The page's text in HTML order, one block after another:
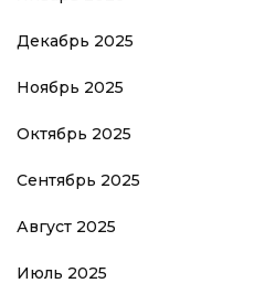
Декабрь 2025
Ноябрь 2025
Октябрь 2025
Сентябрь 2025
Август 2025
Июль 2025